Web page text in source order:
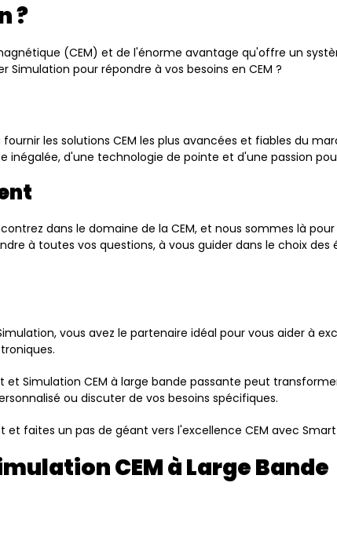
?
(CEM) et de l'énorme avantage qu'offre un
Simulation pour répondre à vos besoins en CEM ?
les solutions CEM les plus avancées et fiables du
d'une technologie de pointe et d'une passion
dans le domaine de la CEM, et nous sommes là pour
à toutes vos questions, à vous guider dans le choix des
vous avez le partenaire idéal pour vous aider à
Simulation CEM à large bande passante peut
ou discuter de vos besoins spécifiques.
faites un pas de géant vers l'excellence CEM avec Smart
CEM à Large Bande